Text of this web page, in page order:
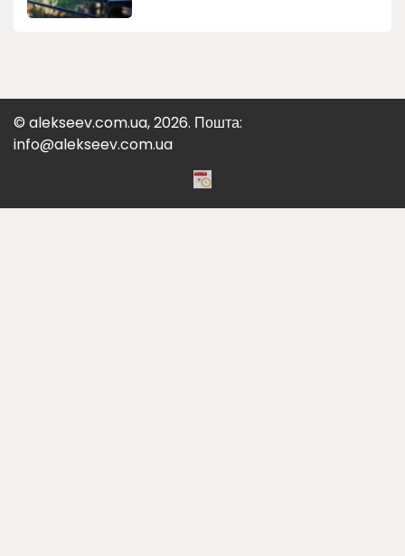
© alekseev.com.ua, 2026. Пошта:
info@alekseev.com.ua